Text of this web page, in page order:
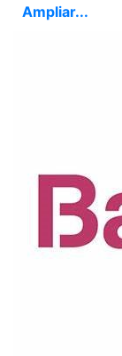
Ampliar...